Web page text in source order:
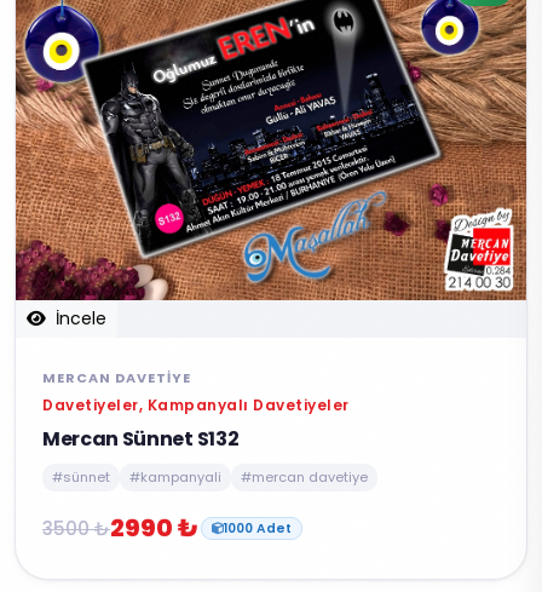
İncele
MERCAN DAVETIYE
Davetiyeler, Kampanyalı Davetiyeler
Mercan Sünnet S132
#sünnet #kampanyali #mercan davetiye
3500 ₺2990 ₺ 1000 Adet